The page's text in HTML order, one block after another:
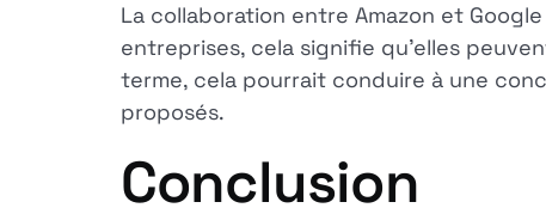
La collaboration entre Amazon et
entreprises, cela signifie qu'elles
terme, cela pourrait conduire à une
proposés.
Conclusion